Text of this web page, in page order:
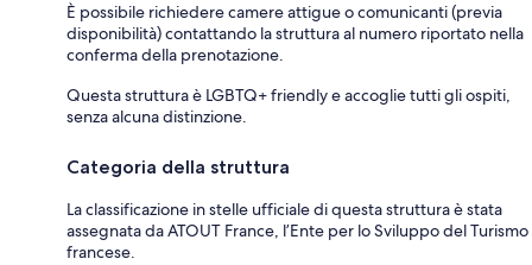
È possibile richiedere camere attigue o comunicanti (previa
disponibilità) contattando la struttura al numero riportato nella
conferma della prenotazione.
Questa struttura è LGBTQ+ friendly e accoglie tutti gli ospiti,
senza alcuna distinzione.
Categoria della struttura
La classificazione in stelle ufficiale di questa struttura è stata
assegnata da ATOUT France, l’Ente per lo Sviluppo del Turismo
francese.